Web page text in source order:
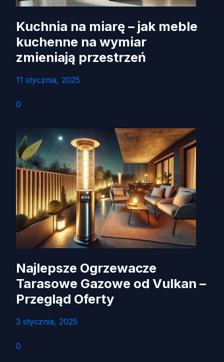
Kuchnia na miarę – jak meble
kuchenne na wymiar
zmieniają przestrzeń
11 stycznia, 2025
0
Najlepsze Ogrzewacze
Tarasowe Gazowe od Vulkan –
Przegląd Oferty
3 stycznia, 2025
0